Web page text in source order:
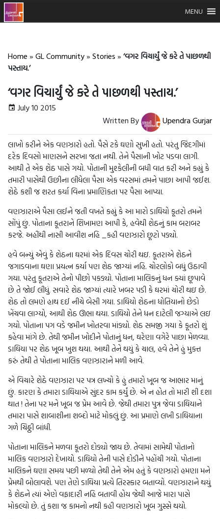
MENU
Home » GL Community» Stories » ‘વગર વિચાર્યું જે કરે તે પાછળથી
પસ્તાય.’
‘વગર વિચાર્યું જે કરે તે પાછળથી પસ્તાય.’
July 10 2015
Written By
Upendra Gurjar
લાખો કરીને એક વણઝારો હતો. પૈસે ટકે ઘણો સુખી હતો. પરંતુ જિંદગીમાં
દરેક દિવસો માણસને સરખા જતા નથી. તેને પૈસાની ખોટ પડવા લાગી.
આથી તે એક શેઠ પાસે ગયો. પોતાની મુશ્કેલીની બધી વાત કરી અને કહ્યું કે
તમારી પાસેથી ઉછીના લીધેલા પૈસા એક વરસમાં તમને પાછા આપી જઈશ.
શેઠે કશી જ શરત કર્યા વિના પ્રમાણિકતા પર પૈસા આપ્યા.
વણઝારાએ પૈસા લઈને જતી વખતે કહ્યું કે આ મારો ડાઘિયો કૂતરો તમને
સોંપું છું. પોતાના કૂતરાને શિખામણ આપી કે, હવેથી શેઠનું કામ બરાબર
કરજે. અહીંથી નાસી આવીશ નહિ _કહી વણઝારો છૂટો પડ્યો.
હવે બન્યું એવું કે શેઠના ઘરમાં એક દિવસ ચોરી થઇ. કૂતરાએ શેઠને
જગાડવાના ઘણા પ્રયત્ન કર્યા પણ શેઠ જાગ્યાં નહિ. ચોરલોકો બધું ઉઠાવી
ગયા. પરંતુ કૂતરાએ તેનો પીછો પકડ્યો. પોતાના માલિકનું ધન ક્યાં છૂપાવે
છે તે જોઈ લીધું. સવારે શેઠ જાગ્યાં ત્યારે ખબર પડી કે ઘરમાં ચોરી થઇ છે.
શેઠ તો લમણે હાથ દઈ નીચે બેસી ગયા. ડાઘિયો શેઠના ધોતિયાનો છેડો
ખેંચવા લાગ્યો, આથી શેઠ ઊભા થયા. ડાઘિયો તેને ધન દાટેલી જગ્યાએ લઇ
ગયો. પોતાના પગ વડે જમીન ખોતરવા માંડ્યો. શેઠ સમજી ગયા કે કૂતરો શું
કહેવા માંગે છે. તેથી જમીન ખોદીને પોતાનું ધન, ઘરેણા વગેરે પાછા મેળવ્યા.
ડાઘિયા પર શેઠ ખૂબ ખુશ થયા. આથી તેને થયું કે ચાલ, હવે તેને હું મુક્ત
કરું તેથી તે પોતાના માલિક વણઝારાને મળી આવે.
એ વિચારે શેઠે વણઝારા પર પત્ર લખ્યો કે હું તમારો ખૂબ જ આભાર માનું
છું. કારણ કે તમારા ડાઘિયાએ સુંદર કામ કર્યું છે. એ ન હોત તો મારી શી દશા
થાત ! તેના પર મને ખૂબ જ પ્રેમ આવે છે. જેથી તમારા પુત્ર જેવા ડાઘિયાને
તમારા પાસે શાબાશીના શબ્દો માટે મોકલું છું. આ પ્રમાણે લખી ડાઘિયાના
ગળે ચિઠ્ઠી બાંધી.
પોતાના માલિકને મળવા કૂતરો દોડ્યો જાય છે. તેવામાં સામેથી પોતાનો
માલિક વણઝારો દેખાયો. ડાઘિયો તેની પાસે દોડીને પહોંચી ગયો. પોતાના
માલિકને ઘણા સમય પછી મળ્યો તેથી તેને એમ હતું કે વણઝારો હમણા મને
પ્રેમથી બોલાવશે. પણ તેણે ડાઘિયા પ્રત્યે તિરસ્કાર બતાવ્યો. વણઝારાને થયું
કે શેઠને ત્યાં એણે વફાદારી નહિ બતાવી હોય જેથી આજે મારા પાસે
મોકલ્યો છે. તું કશા જ કામનો નથી કહી વણઝારો ખૂબ ગુસ્સે થયો.